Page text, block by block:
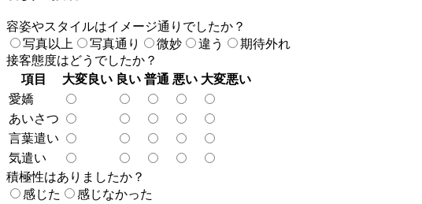
容姿やスタイルはイメージ通りでしたか？
写真以上
写真通り 微妙 違う
期待外れ
接客態度はどうでしたか？
項目
大変良い 良い 普通 悪い 大変悪い
愛嬌
あいさつ
言葉遣い
気遣い
積極性はありましたか？
感じた
感じなかった